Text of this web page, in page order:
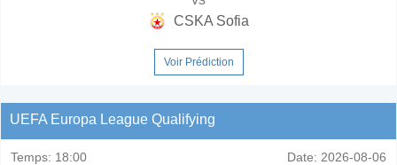
CSKA Sofia
Voir Prédiction
UEFA Europa League Qualifying
Temps: 18:00 Date: 2026-08-06